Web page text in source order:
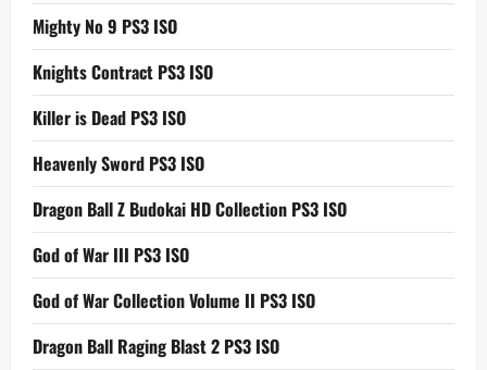
Mighty No 9 PS3 ISO
Knights Contract PS3 ISO
Killer is Dead PS3 ISO
Heavenly Sword PS3 ISO
Dragon Ball Z Budokai HD Collection PS3 ISO
God of War III PS3 ISO
God of War Collection Volume II PS3 ISO
Dragon Ball Raging Blast 2 PS3 ISO